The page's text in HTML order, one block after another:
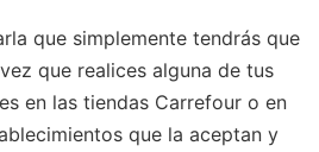
que simplemente tendrás que
que realices alguna de tus
en las tiendas Carrefour o en
que la aceptan y